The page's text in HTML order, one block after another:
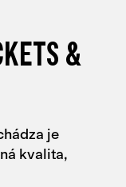
&
je
kvalita,